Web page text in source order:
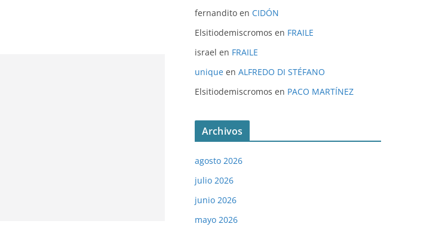
fernandito en CIDÓN
Elsitiodemiscromos en FRAILE
israel en FRAILE
unique en ALFREDO DI STÉFANO
Elsitiodemiscromos en PACO MARTÍNEZ
Archivos
agosto 2026
julio 2026
junio 2026
mayo 2026